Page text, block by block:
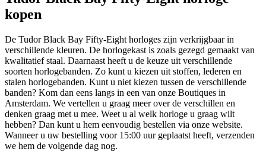
kopen
De Tudor Black Bay Fifty-Eight horloges zijn verkrijgbaar in
verschillende kleuren. De horlogekast is zoals gezegd gemaakt van
kwalitatief staal. Daarnaast heeft u de keuze uit verschillende
soorten horlogebanden. Zo kunt u kiezen uit stoffen, lederen en
stalen horlogebanden. Kunt u niet kiezen tussen de verschillende
banden? Kom dan eens langs in een van onze Boutiques in
Amsterdam. We vertellen u graag meer over de verschillen en
denken graag met u mee. Weet u al welk horloge u graag wilt
hebben? Dan kunt u hem eenvoudig bestellen via onze website.
Wanneer u uw bestelling voor 15:00 uur geplaatst heeft, verzenden
we hem de volgende dag nog.